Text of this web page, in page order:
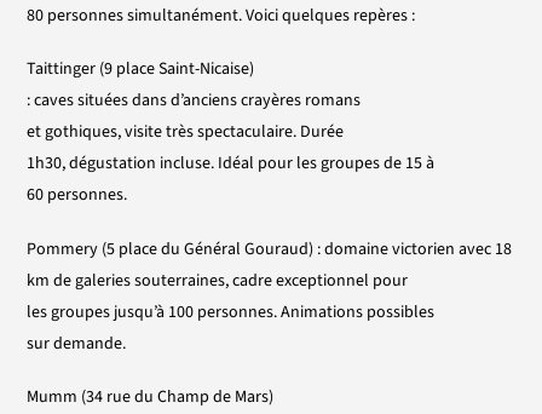
80 personnes simultanément. Voici quelques repères :
Taittinger (9 place Saint-Nicaise)
: caves situées dans d’anciens crayères romans
et gothiques, visite très spectaculaire. Durée
1h30, dégustation incluse. Idéal pour les groupes de 15 à
60 personnes.
Pommery (5 place du Général Gouraud) : domaine victorien avec 18
km de galeries souterraines, cadre exceptionnel pour
les groupes jusqu’à 100 personnes. Animations possibles
sur demande.
Mumm (34 rue du Champ de Mars)